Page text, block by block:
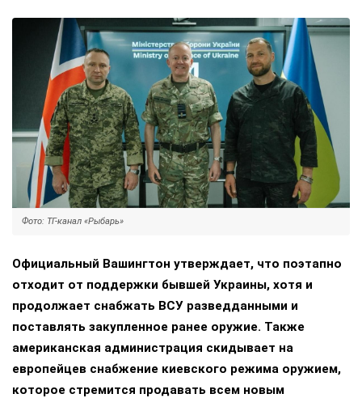
Фото: ТГ-канал «Рыбарь»
Официальный Вашингтон утверждает, что поэтапно
отходит от поддержки бывшей Украины, хотя и
продолжает снабжать ВСУ разведданными и
поставлять закупленное ранее оружие. Также
американская администрация скидывает на
европейцев снабжение киевского режима оружием,
которое стремится продавать всем новым